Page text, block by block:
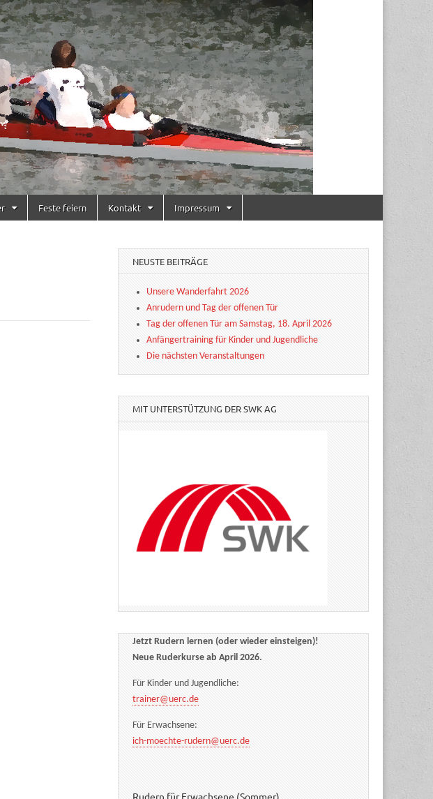
Feste feiern Kontakt Impressum
NEUSTE BEITRÄGE
Unsere Wanderfahrt 2026
Anrudern und Tag der offenen Tür
Tag der offenen Tür am Samstag, 18. April 2026
Anfängertraining für Kinder und Jugendliche
Die nächsten Veranstaltungen
MIT UNTERSTÜTZUNG DER SWK AG
Jetzt Rudern lernen (oder wieder einsteigen)!
Neue Ruderkurse ab April 2026.
Für Kinder und Jugendliche:
trainer@uerc.de
Für Erwachsene:
ich-moechte-rudern@uerc.de
Rudern für Erwachsene (Sommer)